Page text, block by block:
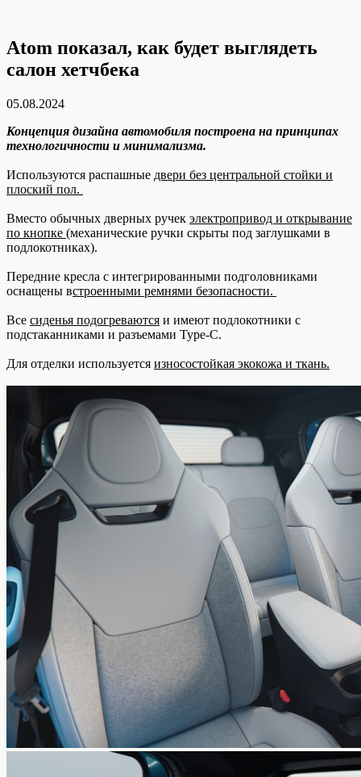
Atom показал, как будет выглядеть
салон хетчбека
05.08.2024
Концепция дизайна автомобиля построена на принципах
технологичности и минимализма.
Используются распашные двери без центральной стойки и
плоский пол.
Вместо обычных дверных ручек электропривод и открывание
по кнопке (механические ручки скрыты под заглушками в
подлокотниках).
Передние кресла с интегрированными подголовниками
оснащены встроенными ремнями безопасности.
Все сиденья подогреваются и имеют подлокотники с
подстаканниками и разъемами Type-C.
Для отделки используется износостойкая экокожа и ткань.